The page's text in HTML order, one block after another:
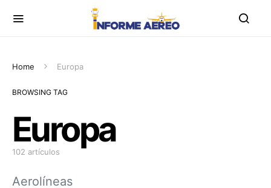
Home Europa
BROWSING TAG
Europa
102 artículos
Aerolíneas